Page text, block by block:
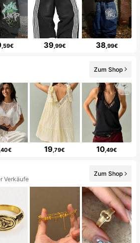
,59€ 39,99€ 38 ,99€
Zum Shop
19 ,79€ 10 ,49€
Verkäufe
Follower
Zum Shop